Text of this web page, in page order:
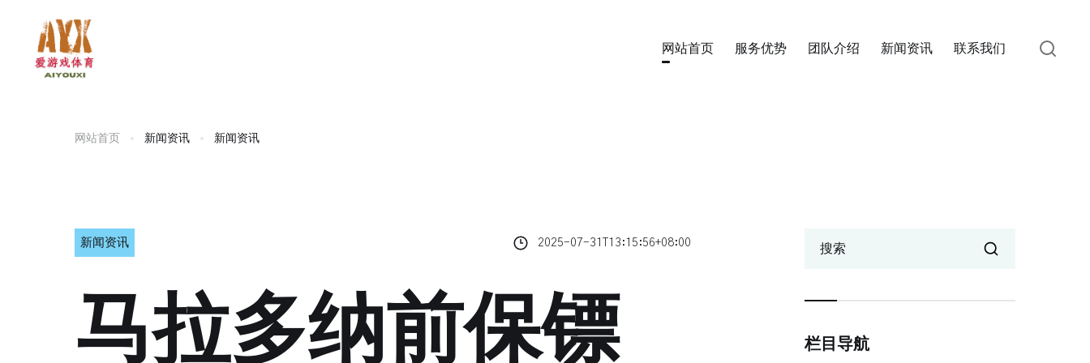
网站首页 服务优势 团队介绍 新闻资讯 联系我们
网站首页 新闻资讯 新闻资讯
新闻资讯 2025-07-31T13:15:56+08:00
马拉多纳前保镖
搜索
栏目导航